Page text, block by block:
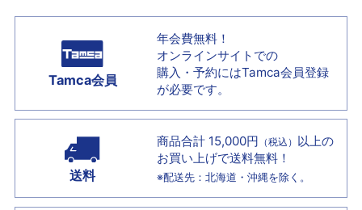
Tamca会員
年会費無料！
オンラインサイトでの
購入・予約にはTamca会員登録
が必要です。
送料
商品合計 15,000円 （税込） 以上の
お買い上げで送料無料！
※配送先：北海道・沖縄を除く。